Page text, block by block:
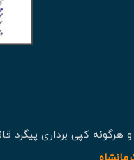
و هرگونه کپی برداری پیگرد